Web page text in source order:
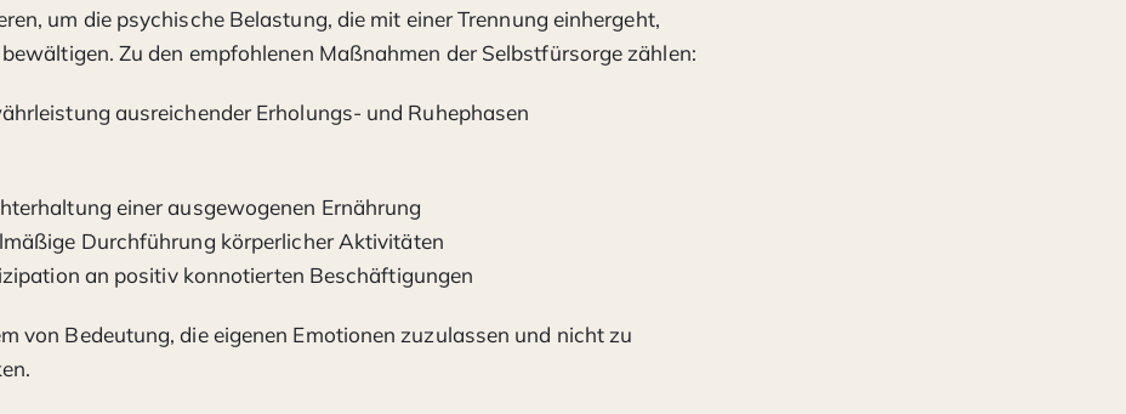
um die psychische Belastung, die mit einer Trennung einhergeht,
Zu den empfohlenen Maßnahmen der Selbstfürsorge zählen:
ausreichender Erholungs- und Ruhephasen
einer ausgewogenen Ernährung
Durchführung körperlicher Aktivitäten
an positiv konnotierten Beschäftigungen
von Bedeutung, die eigenen Emotionen zuzulassen und nicht zu